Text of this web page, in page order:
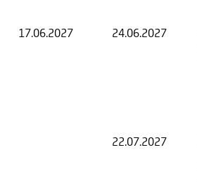
17.06.2027 24.06.2027
22.07.2027